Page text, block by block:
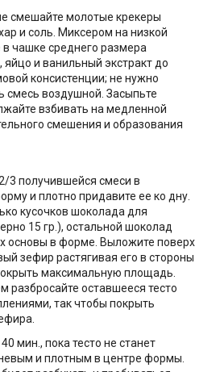
смешайте молотые крекеры
и соль. Миксером на низкой
в чашке среднего размера
яйцо и ванильный экстракт до
консистенции; не нужно
смесь воздушной. Засыпьте
взбивать на медленной
смешения и образования
3 получившейся смеси в
и плотно придавите ее ко дну.
кусочков шоколада для
15 гр.), остальной шоколад
основы в форме. Выложите поверх
зефир растягивая его в стороны
максимальную площадь.
оставшееся тесто
так чтобы покрыть
мин., пока тесто не станет
и плотным в центре формы.